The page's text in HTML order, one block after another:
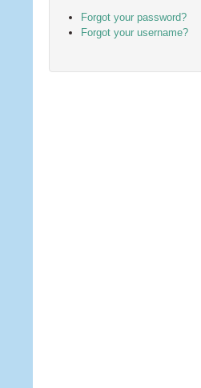
Forgot your password?
Forgot your username?